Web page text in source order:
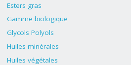
Esters gras
Gamme biologique
Glycols Polyols
Huiles minérales
Huiles végétales